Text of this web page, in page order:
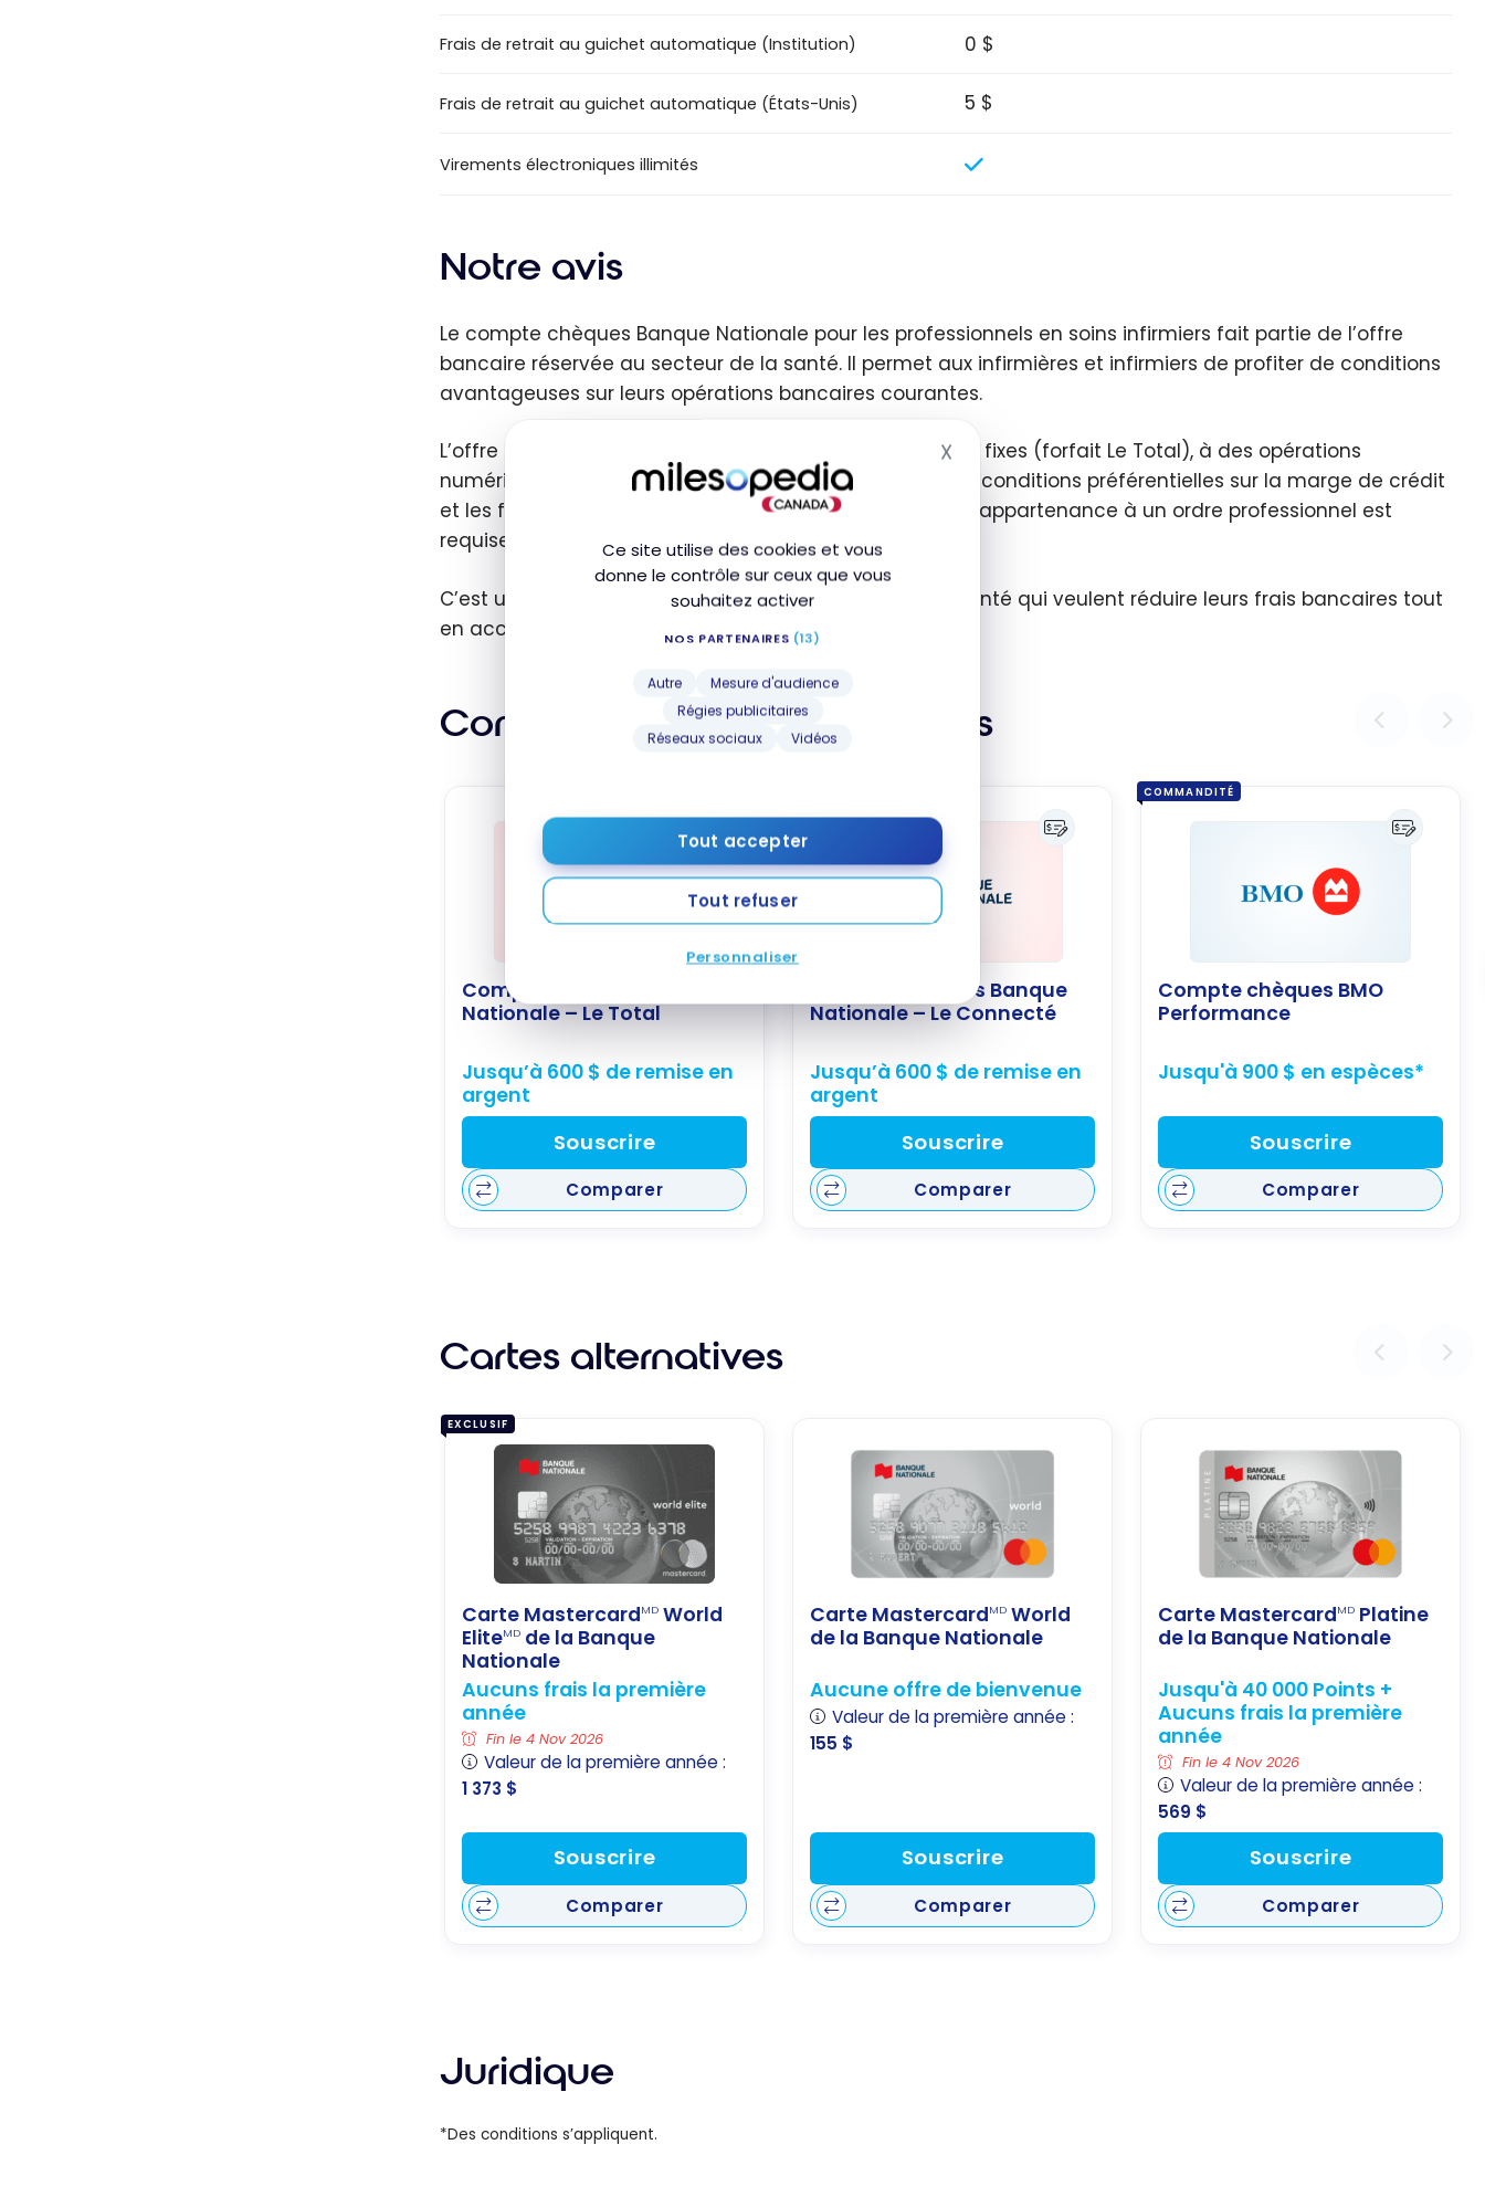
Ce site utilise des cookies et vous
donne le contrôle sur ceux que vous
souhaitez activer
NOS PARTENAIRES (13)
Autre
Mesure d'audience
Régies publicitaires
Réseaux sociaux
Vidéos
Tout accepter
Tout refuser
Personnaliser
XMasquer le bandeau des cookies
Frais de retrait au guichet automatique (Institution) 0 $
Frais de retrait au guichet automatique (États-Unis) 5 $
Virements électroniques illimités
Notre avis
Le compte chèques Banque Nationale pour les professionnels en soins infirmiers fait partie de l’offre
bancaire réservée au secteur de la santé. Il permet aux infirmières et infirmiers de profiter de conditions
avantageuses sur leurs opérations bancaires courantes.
L’offre donne accès à des comptes sans frais mensuels fixes (forfait Le Total), à des opérations
numériques et virements Interac illimités, ainsi qu’à des conditions préférentielles sur la marge de crédit
et les frais de carte de crédit. Une preuve d’emploi ou d’appartenance à un ordre professionnel est
requise, et l’offre se renouvelle annuellement.
C’est une option pensée pour les professionnels de la santé qui veulent réduire leurs frais bancaires tout
en accédant à un accompagnement adapté.
Comptes bancaires alternatifs
Compte chèques Banque
Nationale – Le Total
Jusqu’à 600 $ de remise en
argent
Souscrire
Comparer
Compte chèques Banque
Nationale – Le Connecté
Jusqu’à 600 $ de remise en
argent
Souscrire
Comparer
COMMANDITÉ
Compte chèques BMO
Performance
Jusqu'à 900 $ en espèces*
Souscrire
Comparer
Cartes alternatives
EXCLUSIF
Carte MastercardMD World
EliteMD de la Banque
Nationale
Aucuns frais la première
année
Fin le 4 Nov 2026
Valeur de la première année :
1 373 $
Souscrire
Comparer
Carte MastercardMD World
de la Banque Nationale
Aucune offre de bienvenue
Valeur de la première année :
155 $
Souscrire
Comparer
Carte MastercardMD Platine
de la Banque Nationale
Jusqu'à 40 000 Points +
Aucuns frais la première
année
Fin le 4 Nov 2026
Valeur de la première année :
569 $
Souscrire
Comparer
Juridique
*Des conditions s’appliquent.